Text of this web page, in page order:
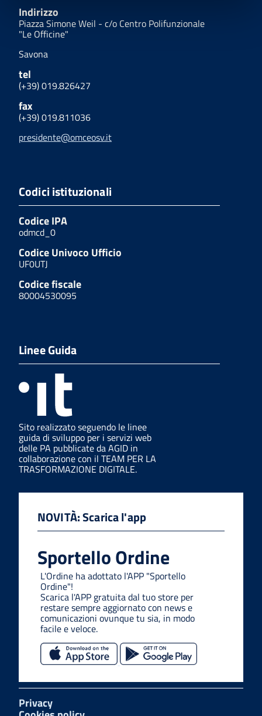
Indirizzo
Piazza Simone Weil - c/o Centro Polifunzionale
"Le Officine"
Savona
tel
(+39) 019.826427
fax
(+39) 019.811036
presidente@omceosv.it
Codici istituzionali
Codice IPA
odmcd_0
Codice Univoco Ufficio
UF0UTJ
Codice fiscale
80004530095
Linee Guida
Sito realizzato seguendo le linee
guida di sviluppo per i servizi web
delle PA pubblicate da AGID in
collaborazione con il TEAM PER LA
TRASFORMAZIONE DIGITALE.
NOVITÀ: Scarica l'app
Sportello Ordine
L'Ordine ha adottato l'APP "Sportello
Ordine"!
Scarica l'APP gratuita dal tuo store per
restare sempre aggiornato con news e
comunicazioni ovunque tu sia, in modo
facile e veloce.
Privacy